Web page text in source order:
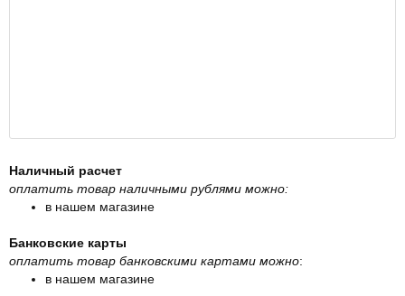
Наличный расчет
оплатить товар наличными рублями можно:
в нашем магазине
Банковские карты
оплатить товар банковскими картами можно:
в нашем магазине